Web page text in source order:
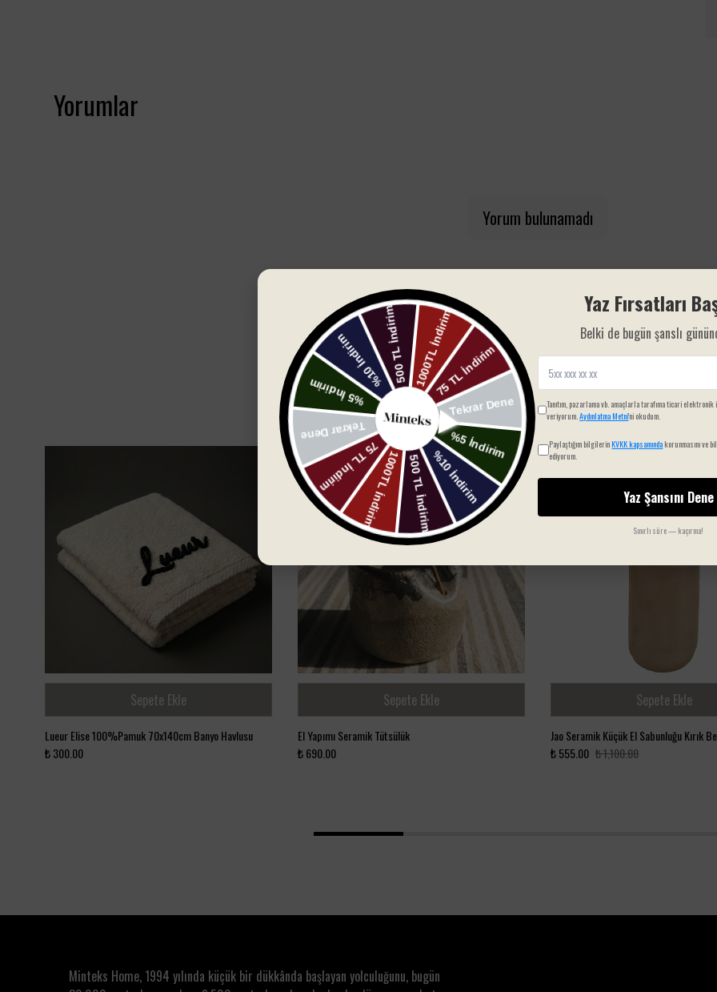
Yorumlar
Yorum bulunamadı
SIZIN İÇIN SEÇTIKLERIMIZ
Sepete Ekle
Lueur Elise 100%Pamuk 70x140cm Banyo Havlusu
₺ 300.00
Sepete Ekle
El Yapımı Seramik Tütsülük
₺ 690.00
Sepete Ekle
Jao Seramik Küçük El Sabunluğu Kırık
₺ 555.00 ₺ 1,100.00
1
Minteks Home, 1994 yılında küçük bir dükkânda başlayan yolculuğunu, bugün
Yaz Fırsatları
Belki de bugün şanslı
Tanıtım, pazarlama vb. amaçlarla tarafıma ticari
veriyorum.Aydınlatma Metni'ni okudum.
Paylaştığım bilgilerinKVKK kapsamında korunmasını ve
ediyorum.
Yaz Şansını Dene
Sınırlı süre — kaçırma!